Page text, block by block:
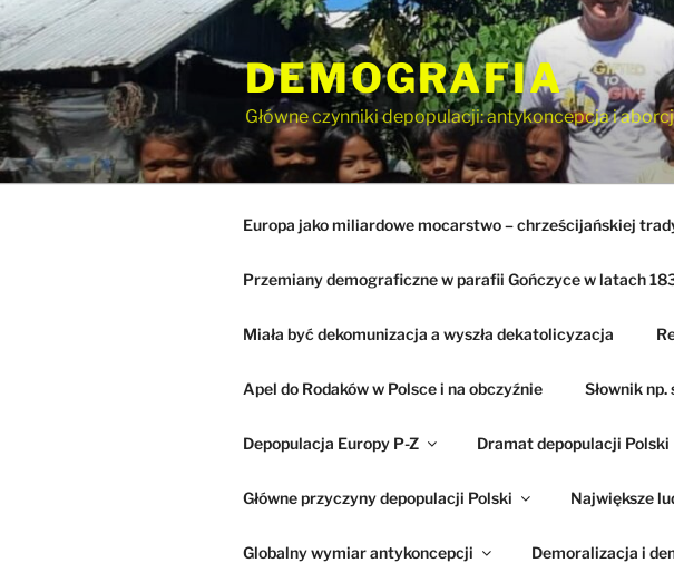
Przejdź
do
treści
DEMOGRAFIA
Główne czynniki depopulacji: antykoncepcja i
Europa jako miliardowe mocarstwo – chrześcijańskiej
Przemiany demograficzne w parafii Gończyce w latach
Miała być dekomunizacja a wyszła dekatolicyzacja
Apel do Rodaków w Polsce i na obczyźnie Słownik
Depopulacja Europy P-Z Dramat depopulacji Polski
Główne przyczyny depopulacji Polski Największe
Globalny wymiar antykoncepcji Demoralizacja i